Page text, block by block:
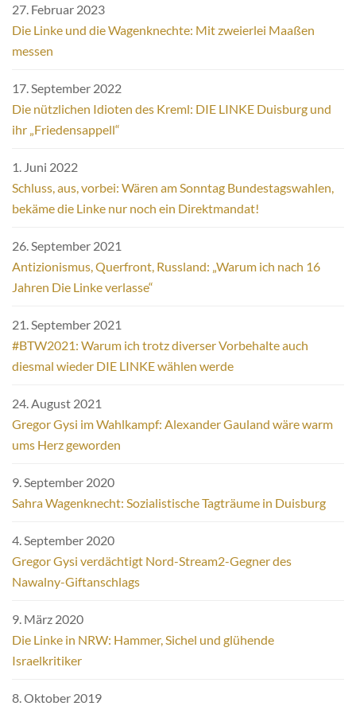
27. Februar 2023
Die Linke und die Wagenknechte: Mit zweierlei Maaßen
messen
17. September 2022
Die nützlichen Idioten des Kreml: DIE LINKE Duisburg und
ihr „Friedensappell“
1. Juni 2022
Schluss, aus, vorbei: Wären am Sonntag Bundestagswahlen,
bekäme die Linke nur noch ein Direktmandat!
26. September 2021
Antizionismus, Querfront, Russland: „Warum ich nach 16
Jahren Die Linke verlasse“
21. September 2021
#BTW2021: Warum ich trotz diverser Vorbehalte auch
diesmal wieder DIE LINKE wählen werde
24. August 2021
Gregor Gysi im Wahlkampf: Alexander Gauland wäre warm
ums Herz geworden
9. September 2020
Sahra Wagenknecht: Sozialistische Tagträume in Duisburg
4. September 2020
Gregor Gysi verdächtigt Nord-Stream2-Gegner des
Nawalny-Giftanschlags
9. März 2020
Die Linke in NRW: Hammer, Sichel und glühende
Israelkritiker
8. Oktober 2019